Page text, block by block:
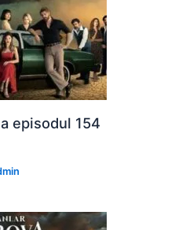
episodul 154